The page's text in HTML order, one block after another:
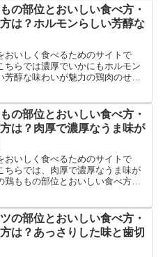
つき、おいしく食べることができ
肉のガイド的なサイトです。
の部位とおいしい食べ方・
は？ホルモンらしい芳醇な
おいしく食べるためのサイトで
ちらでは濃厚でいかにもホルモン
芳醇な味わいが魅力の鶏肉のせぎ
レのことまでせぎものあらゆる情
介・解説しています。
の部位とおいしい食べ方・
は？肉厚で濃厚なうま味が
おいしく食べるためのサイトで
ちらでは、肉厚で濃厚なうま味が
鶏ももの部位とおいしい食べ方・
情報を紹介・解説しています。
の部位とおいしい食べ方・
は？あっさりした味と歯切